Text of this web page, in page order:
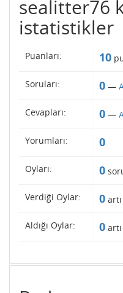
sealitter76
istatistikler
Puanları: 10
Soruları: 0 —
Cevapları: 0 —
Yorumları: 0
Oyları: 0
Verdiği Oylar: 0
Aldığı Oylar: 0